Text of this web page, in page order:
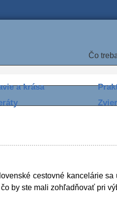
Čo
a krása
cestovné kancelárie
by ste mali zohľadňovať pri